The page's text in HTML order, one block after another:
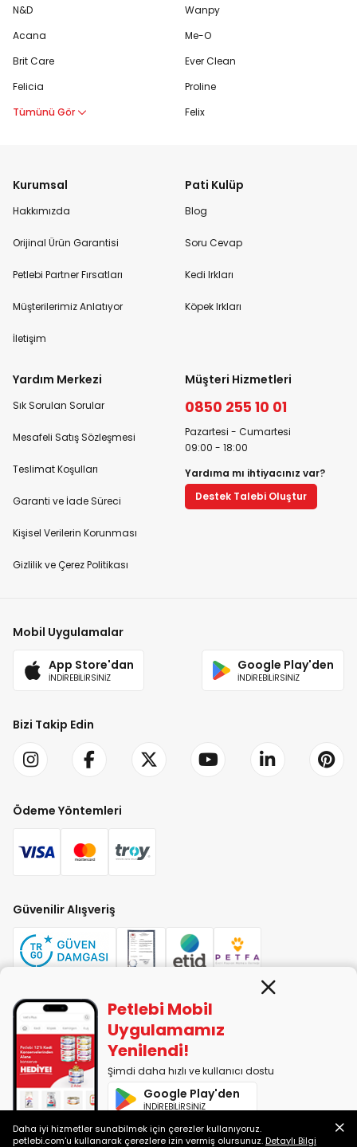
N&D
Acana
Brit Care
Felicia
Tümünü Gör
Wanpy
Me-O
Ever Clean
Proline
Felix
Kurumsal
Hakkımızda
Orijinal Ürün Garantisi
Petlebi Partner Fırsatları
Müşterilerimiz Anlatıyor
İletişim
Pati Kulüp
Blog
Soru Cevap
Kedi Irkları
Köpek Irkları
Yardım Merkezi
Sık Sorulan Sorular
Mesafeli Satış Sözleşmesi
Teslimat Koşulları
Garanti ve İade Süreci
Kişisel Verilerin Korunması
Gizlilik ve Çerez Politikası
Müşteri Hizmetleri
0850 255 10 01
Pazartesi - Cumartesi
09:00 - 18:00
Yardıma mı ihtiyacınız var?
Destek Talebi Oluştur
Mobil Uygulamalar
App Store'dan
İNDİREBİLİRSİNİZ
Google Play'den
İNDİREBİLİRSİNİZ
Bizi Takip Edin
Ödeme Yöntemleri
Güvenilir Alışveriş
PETLEBİ EVCİL HAYVAN ÜRÜNLERİ PAZ. SAN. TİC. LTD. ŞTİ. Alaşarköy Mah.
1. Alaşar Cad. No: 9 Osmangazi/Bursa
7290599225 vergi numarasıyla Uludağ Vergi Dairesi'ne bağlıdır.
2014-2026 © petlebi.com v11.89.0
Bursa'da sevgiyle yapıldı.
Petlebi Mobil
Uygulamamız
Yenilendi!
Şimdi daha hızlı ve kullanıcı dostu
Google Play'den
İNDİREBİLİRSİNİZ
App Store'dan
Daha iyi hizmetler sunabilmek için çerezler kullanıyoruz.
petlebi.com'u kullanarak çerezlere izin vermiş olursunuz.Detaylı Bilgi